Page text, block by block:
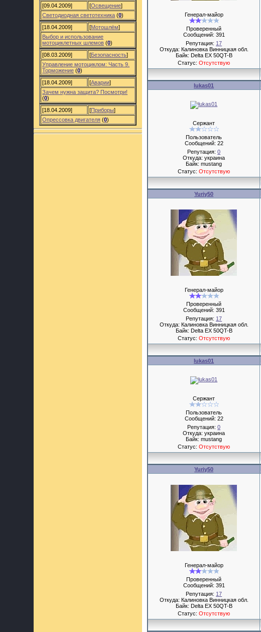
[09.04.2009]
[Освещение]
Светодиодная светотехника (0)
[18.04.2009]
[Мотошлём]
Выбор и использование
мотоциклетных шлемов (0)
[08.03.2009]
[Безопасность]
Управление мотоциклом: Часть 9.
Торможение (0)
[18.04.2009]
[Аварии]
Зачем нужна защита? Посмотри!
(0)
[18.04.2009]
[Приборы]
Опрессовка двигателя (0)
Генерал-майор
Проверенный
Сообщений: 391
Репутация: 17
Откуда: Калиновка Винницкая обл.
Байк: Delta EX 50QT-B
Статус:Отсутствую
lukas01
Сержант
Пользователь
Сообщений: 22
Репутация:0
Откуда: украина
Байк: mustang
Статус:Отсутствую
Yuriy50
Генерал-майор
Проверенный
Сообщений: 391
Репутация: 17
Откуда: Калиновка Винницкая обл.
Байк: Delta EX 50QT-B
Статус:Отсутствую
lukas01
Сержант
Пользователь
Сообщений: 22
Репутация:0
Откуда: украина
Байк: mustang
Статус:Отсутствую
Yuriy50
Генерал-майор
Проверенный
Сообщений: 391
Репутация: 17
Откуда: Калиновка Винницкая обл.
Байк: Delta EX 50QT-B
Статус:Отсутствую